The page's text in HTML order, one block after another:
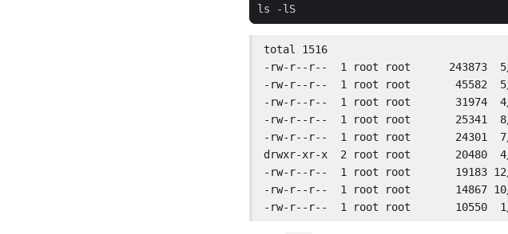
total 1516
-rw-r--r--  1 root root      243873  5
-rw-r--r--  1 root root       45582  5
-rw-r--r--  1 root root       31974  4
-rw-r--r--  1 root root       25341  8
-rw-r--r--  1 root root       24301  7月
drwxr-xr-x  2 root root       20480  4
-rw-r--r--  1 root root       19183 12
-rw-r--r--  1 root root       14867 10
-rw-r--r--  1 root root       10550  1